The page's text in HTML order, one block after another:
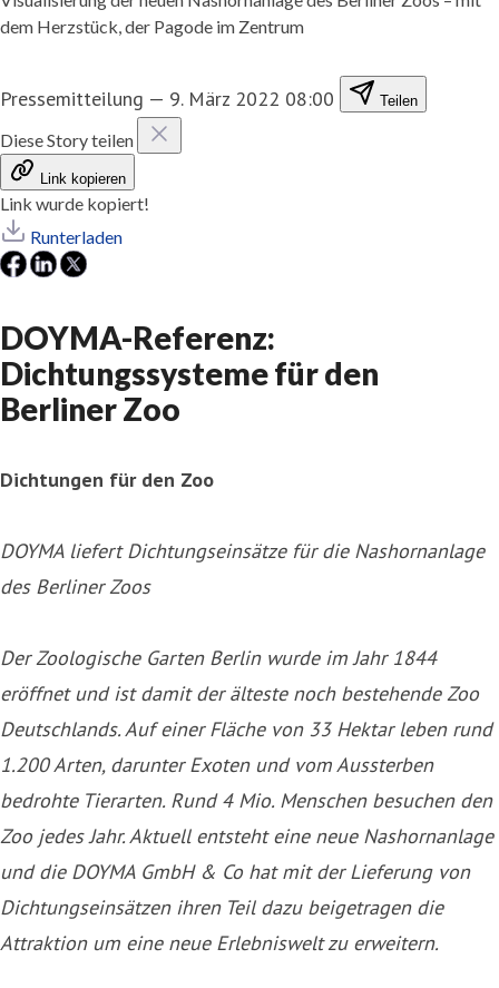
dem Herzstück, der Pagode im Zentrum
Pressemitteilung — 9. März 2022 08:00 Teilen
Diese Story teilen
Link kopieren
Link wurde kopiert!
Runterladen
DOYMA-Referenz:
Dichtungssysteme für den
Berliner Zoo
Dichtungen für den Zoo
DOYMA liefert Dichtungseinsätze für die Nashornanlage
des Berliner Zoos
Der Zoologische Garten Berlin wurde im Jahr 1844
eröffnet und ist damit der älteste noch bestehende Zoo
Deutschlands. Auf einer Fläche von 33 Hektar leben rund
1.200 Arten, darunter Exoten und vom Aussterben
bedrohte Tierarten. Rund 4 Mio. Menschen besuchen den
Zoo jedes Jahr. Aktuell entsteht eine neue Nashornanlage
und die DOYMA GmbH & Co hat mit der Lieferung von
Dichtungseinsätzen ihren Teil dazu beigetragen die
Attraktion um eine neue Erlebniswelt zu erweitern.